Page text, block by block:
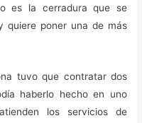
es la cerradura que se
quiere poner una de más
tuvo que contratar dos
haberlo hecho en uno
los servicios de